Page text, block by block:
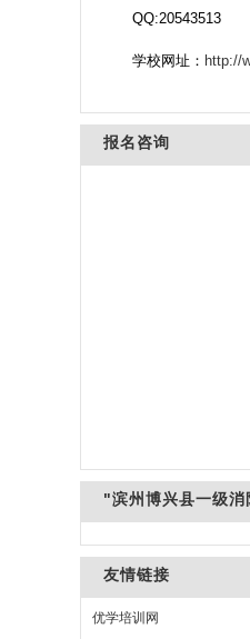
QQ:20543513
学校网址： http://
报名咨询
"滨州博兴县一级
友情链接
优学培训网